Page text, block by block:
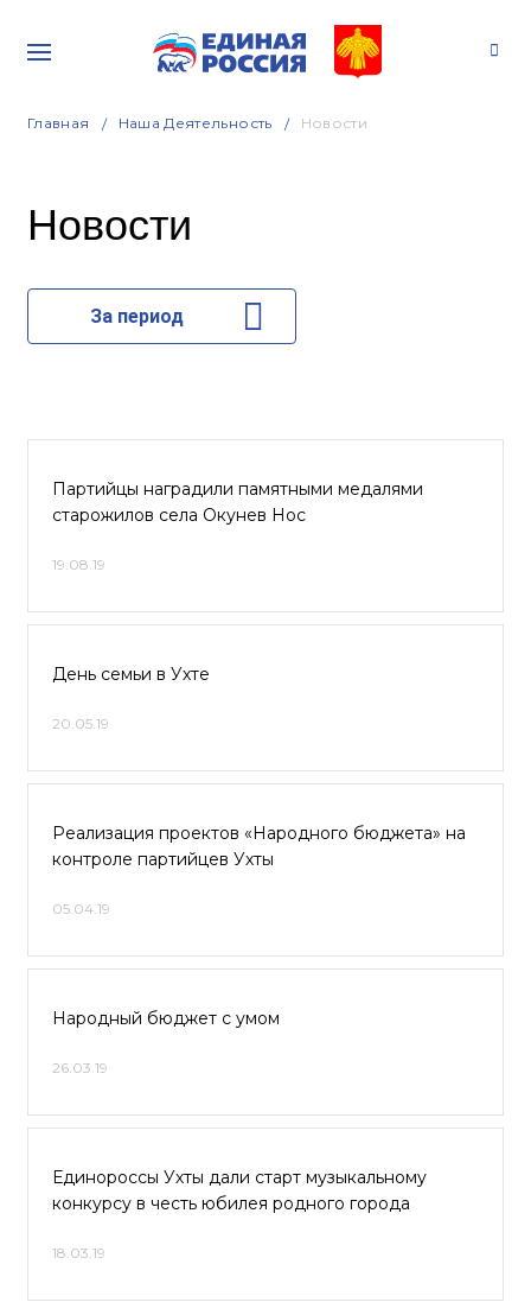
Главная Наша Деятельность Новости
Новости
За период
Партийцы наградили памятными медалями
старожилов села Окунев Нос
19.08.19
День семьи в Ухте
20.05.19
Реализация проектов «Народного бюджета» на
контроле партийцев Ухты
05.04.19
Народный бюджет с умом
26.03.19
Единороссы Ухты дали старт музыкальному
конкурсу в честь юбилея родного города
18.03.19